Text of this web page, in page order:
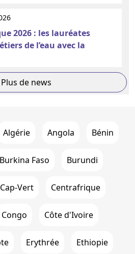
2026 : les lauréates
de l’eau avec la
Plus de news
Algérie Angola Bénin
Burkina Faso Burundi
Cap-Vert Centrafrique
Congo Côte d'Ivoire
Erythrée Ethiopie